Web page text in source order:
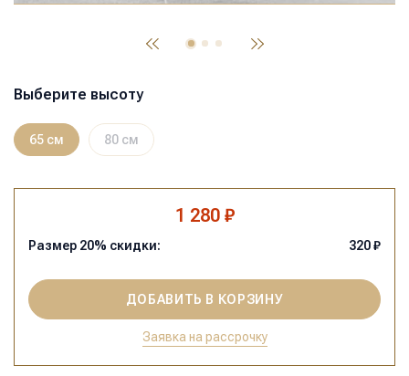
Выберите высоту
65 см 80 см
1 280 ₽
Размер 20% скидки: 320₽
ДОБАВИТЬ В КОРЗИНУ
Заявка на рассрочку